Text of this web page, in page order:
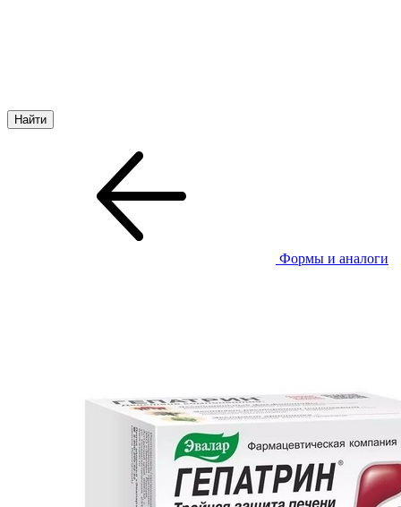
Формы и аналоги